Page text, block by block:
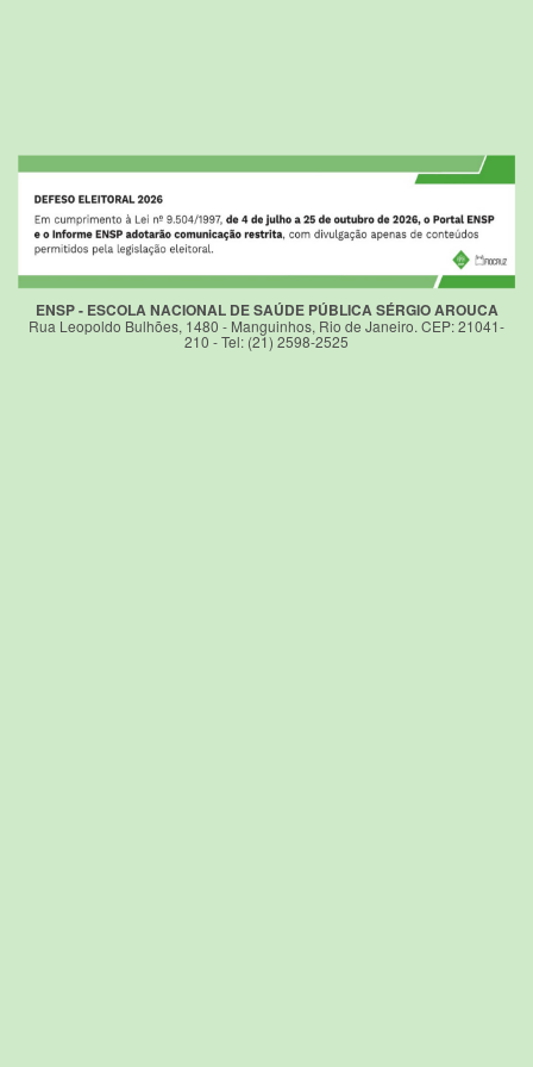
ENSP - ESCOLA NACIONAL DE SAÚDE PÚBLICA SÉRGIO AROUCA
Rua Leopoldo Bulhões, 1480 - Manguinhos, Rio de Janeiro. CEP: 21041-
210 - Tel: (21) 2598-2525